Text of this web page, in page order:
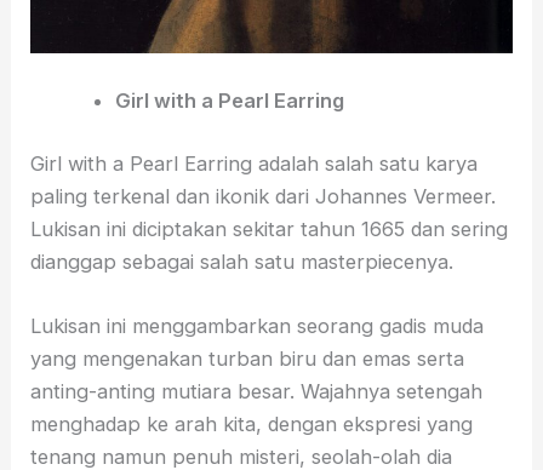
Girl with a Pearl Earring
Girl with a Pearl Earring adalah salah satu karya
paling terkenal dan ikonik dari Johannes Vermeer.
Lukisan ini diciptakan sekitar tahun 1665 dan sering
dianggap sebagai salah satu masterpiecenya.
Lukisan ini menggambarkan seorang gadis muda
yang mengenakan turban biru dan emas serta
anting-anting mutiara besar. Wajahnya setengah
menghadap ke arah kita, dengan ekspresi yang
tenang namun penuh misteri, seolah-olah dia